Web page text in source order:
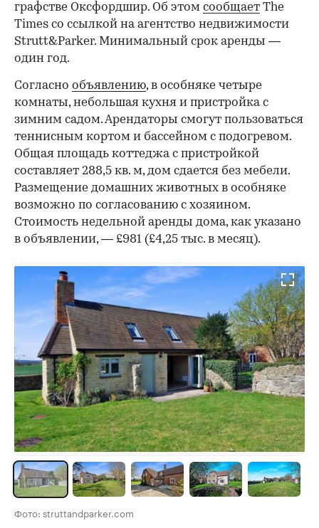
графстве Оксфордшир. Об этом сообщает The
Times со ссылкой на агентство недвижимости
Strutt&Parker. Минимальный срок аренды —
один год.
Согласно объявлению, в особняке четыре
комнаты, небольшая кухня и пристройка с
зимним садом. Арендаторы смогут пользоваться
теннисным кортом и бассейном с подогревом.
Общая площадь коттеджа с пристройкой
составляет 288,5 кв. м, дом сдается без мебели.
Размещение домашних животных в особняке
возможно по согласованию с хозяином.
Стоимость недельной аренды дома, как указано
в объявлении, — £981 (£4,25 тыс. в месяц).
Фото: struttandparker.com